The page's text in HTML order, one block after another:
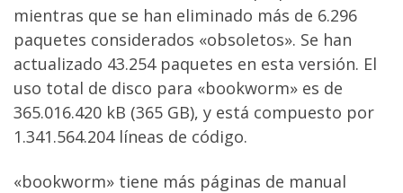
mientras que se han eliminado más de 6.296
paquetes considerados «obsoletos». Se han
actualizado 43.254 paquetes en esta versión. El
uso total de disco para «bookworm» es de
365.016.420 kB (365 GB), y está compuesto por
1.341.564.204 líneas de código.
«bookworm» tiene más páginas de manual